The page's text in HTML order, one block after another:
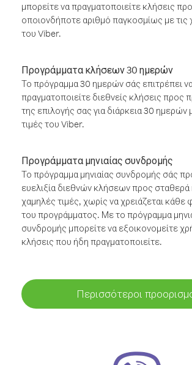
μπορείτε να πραγματοποιείτε κλήσεις
οποιονδήποτε αριθμό παγκοσμίως με τις
του Viber.
Προγράμματα κλήσεων 30 ημερών
Το πρόγραμμα 30 ημερών σάς επιτρέπει
πραγματοποιείτε διεθνείς κλήσεις προς
της επιλογής σας για διάρκεια 30 ημερών
τιμές του Viber.
Προγράμματα μηνιαίας συνδρομής
Το πρόγραμμα μηνιαίας συνδρομής σάς
ευελιξία διεθνών κλήσεων προς σταθερά
χαμηλές τιμές, χωρίς να χρειάζεται
του προγράμματος. Με το πρόγραμμα
συνδρομής μπορείτε να εξοικονομείτε
κλήσεις που ήδη πραγματοποιείτε.
Περισσότεροι